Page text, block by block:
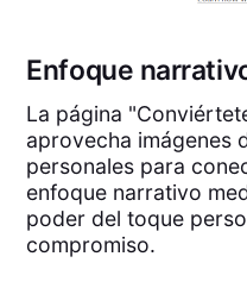
Enfoque
La página
aprovecha imágenes
personales para
enfoque narrativo
poder del toque
compromiso.